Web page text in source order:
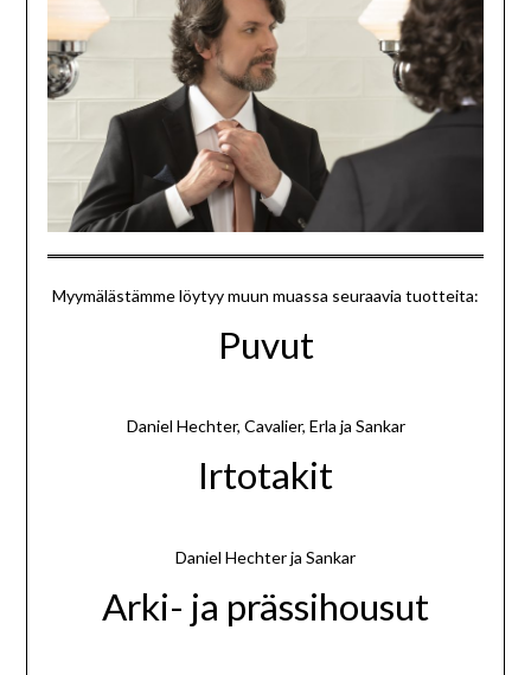
Myymälästämme löytyy muun muassa seuraavia tuotteita:
Puvut
Daniel Hechter, Cavalier, Erla ja Sankar
Irtotakit
Daniel Hechter ja Sankar
Arki- ja prässihousut